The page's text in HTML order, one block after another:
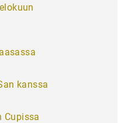
kanssa
Cupissa